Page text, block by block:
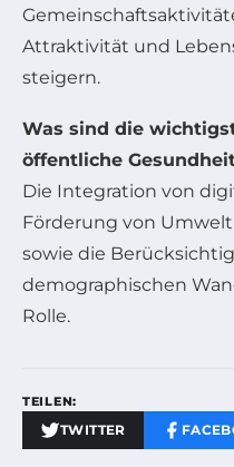
Attraktivität und
steigern.
Was sind die
öffentliche
Die Integration von
Förderung von
sowie die
demographischen
Rolle.
TEILEN:
TWITTER